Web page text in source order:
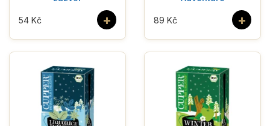
+
54 Kč +
89 Kč